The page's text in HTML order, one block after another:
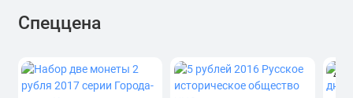
Спеццена
4.0